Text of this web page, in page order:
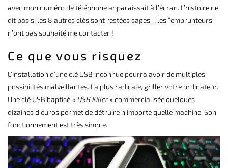
avec mon numéro de téléphone apparaissait à l’écran. L’histoire ne
dit pas si les 8 autres clés sont restées sages… les “emprunteurs”
n’ont pas souhaité me contacter !
Ce que vous risquez
L’installation d’une clé USB inconnue pourra avoir de multiples
possibilités malveillantes. La plus radicale, griller votre ordinateur.
Une clé USB baptisé « USB Killer» commercialisée quelques
dizaines d’euros permet de détruire n’importe quelle machine. Son
fonctionnement est très simple.